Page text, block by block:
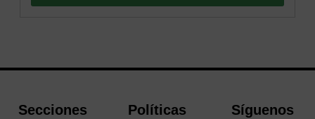
Secciones Políticas Síguenos